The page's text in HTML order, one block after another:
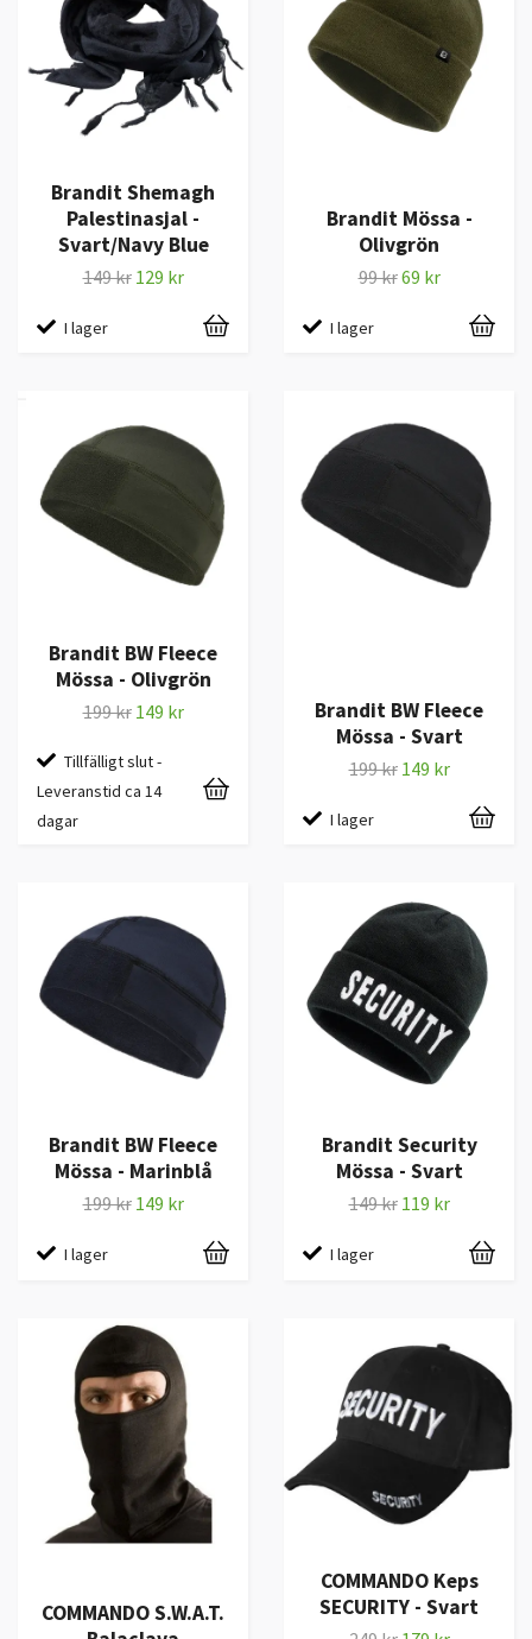
Brandit Shemagh
Palestinasjal -
Svart/Navy Blue
149 kr 129 kr
I lager
Brandit Mössa -
Olivgrön
99 kr69 kr
I lager
Brandit BW Fleece
Mössa - Olivgrön
199 kr 149 kr
Tillfälligt slut -
Leveranstid ca 14
dagar
Brandit BW Fleece
Mössa - Svart
199 kr 149 kr
I lager
Brandit BW Fleece
Mössa - Marinblå
199 kr 149 kr
I lager
Brandit Security
Mössa - Svart
149 kr 119 kr
I lager
COMMANDO S.W.A.T.
COMMANDO Keps
SECURITY - Svart